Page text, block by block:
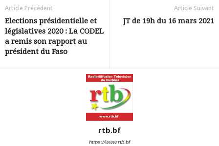
Article Précédent
Elections présidentielle et
législatives 2020 : La CODEL
a remis son rapport au
président du Faso
Article Suivant
JT de 19h du 16 mars 2021
rtb.bf
https://www.rtb.bf